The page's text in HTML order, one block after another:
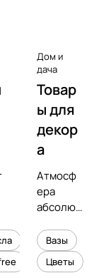
Дом и
дача
Товар
ы для
декор
а
Атмосф
ера
абсолют
уюта в
вашем
интерье
Вазы
Цветы